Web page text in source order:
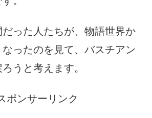
った人たちが、物語世界か
ったのを見て、バスチアン
うと考えます。
ポンサーリンク